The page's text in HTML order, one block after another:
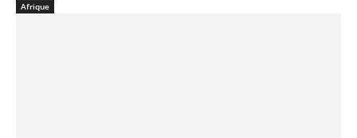
Afrique